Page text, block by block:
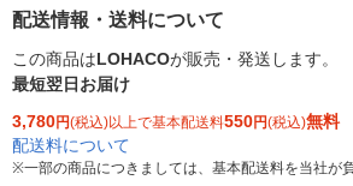
配送情報・送料について
この商品はLOHACOが販売・発送します。
最短翌日お届け
3,780円(税込)以上で基本配送料550円(税込)無料
配送料について
※一部の商品につきましては、基本配送料を当社が